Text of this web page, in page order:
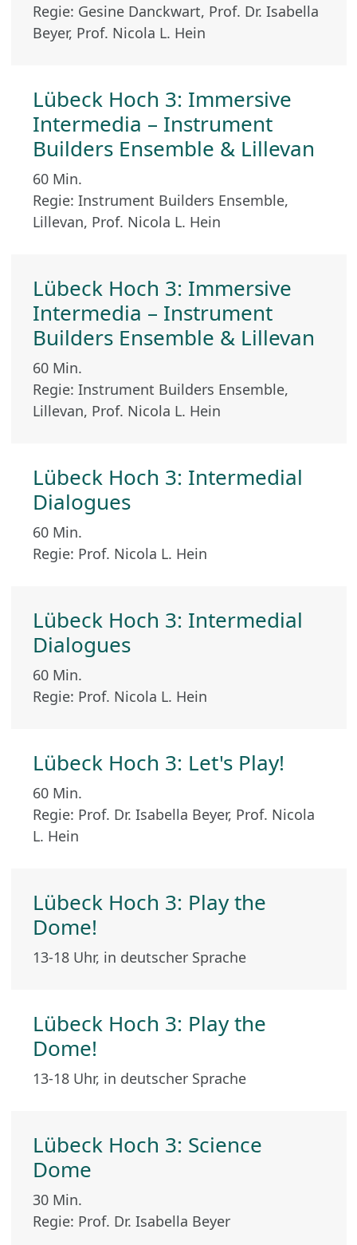
Regie: Gesine Danckwart, Prof. Dr. Isabella
Beyer, Prof. Nicola L. Hein
Lübeck Hoch 3: Immersive
Intermedia – Instrument
Builders Ensemble & Lillevan
60 Min.
Regie: Instrument Builders Ensemble,
Lillevan, Prof. Nicola L. Hein
Lübeck Hoch 3: Immersive
Intermedia – Instrument
Builders Ensemble & Lillevan
60 Min.
Regie: Instrument Builders Ensemble,
Lillevan, Prof. Nicola L. Hein
Lübeck Hoch 3: Intermedial
Dialogues
60 Min.
Regie: Prof. Nicola L. Hein
Lübeck Hoch 3: Intermedial
Dialogues
60 Min.
Regie: Prof. Nicola L. Hein
Lübeck Hoch 3: Let's Play!
60 Min.
Regie: Prof. Dr. Isabella Beyer, Prof. Nicola
L. Hein
Lübeck Hoch 3: Play the
Dome!
13-18 Uhr, in deutscher Sprache
Lübeck Hoch 3: Play the
Dome!
13-18 Uhr, in deutscher Sprache
Lübeck Hoch 3: Science
Dome
30 Min.
Regie: Prof. Dr. Isabella Beyer